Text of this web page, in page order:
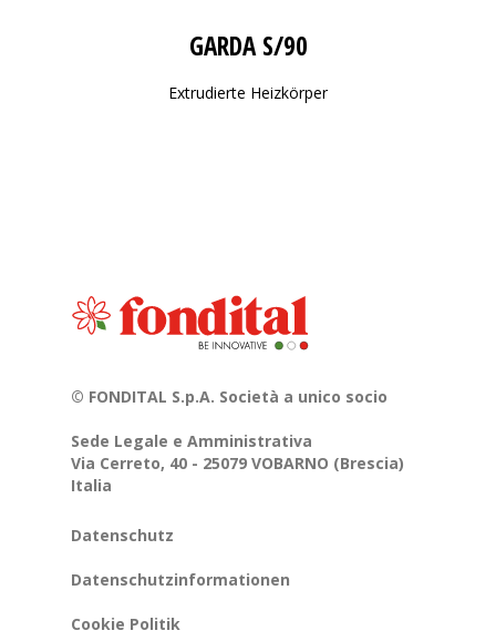
GARDA S/90
Extrudierte Heizkörper
© FONDITAL S.p.A. Società a unico socio
Sede Legale e Amministrativa
Via Cerreto, 40 - 25079 VOBARNO (Brescia)
Italia
Datenschutz
Datenschutzinformationen
Cookie Politik